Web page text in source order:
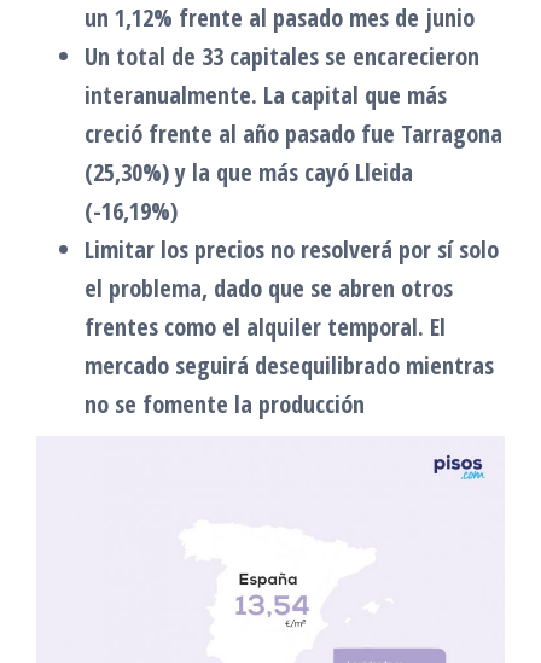
un 1,12% frente al pasado mes de junio
Un total de 33 capitales se encarecieron
interanualmente. La capital que más
creció frente al año pasado fue Tarragona
(25,30%) y la que más cayó Lleida
(-16,19%)
Limitar los precios no resolverá por sí solo
el problema, dado que se abren otros
frentes como el alquiler temporal. El
mercado seguirá desequilibrado mientras
no se fomente la producción